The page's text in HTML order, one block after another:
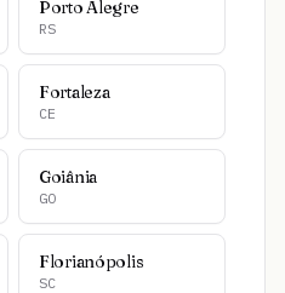
Porto Alegre
RS
Fortaleza
CE
Goiânia
GO
Florianópolis
SC